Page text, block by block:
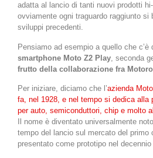
adatta al lancio di tanti nuovi prodotti
ovviamente ogni traguardo raggiunto si
sviluppi precedenti.
Pensiamo ad esempio a quello che c’è
smartphone Moto Z2 Play , seconda
frutto della collaborazione fra
Per iniziare, diciamo che l’azienda
fa, nel 1928, e nel tempo si dedica alla
per auto, semiconduttori, chip e molto
Il nome è diventato universalmente
tempo del lancio sul mercato del primo
presentato come prototipo nel decennio